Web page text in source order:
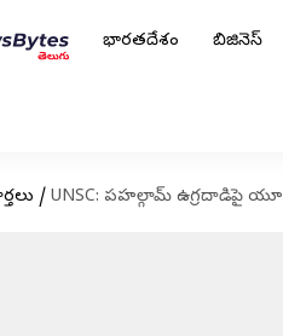
భారతదేశం బిజినెస్
/ UNSC: పహల్గామ్ ఉగ్రదాడిపై